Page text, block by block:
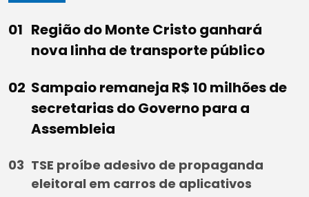
Região do Monte Cristo ganhará
nova linha de transporte público
Sampaio remaneja R$ 10 milhões de
secretarias do Governo para a
Assembleia
TSE proíbe adesivo de propaganda
eleitoral em carros de aplicativos